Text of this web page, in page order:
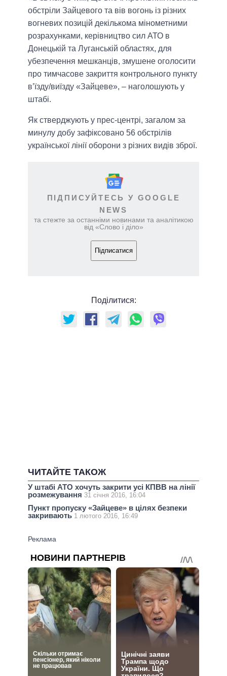
обстріли Зайцевого та вів вогонь із різних
вогневих позицій декількома мінометними
розрахунками, керівництво сил АТО в
Донецькій та Луганській областях, для
убезпечення мешканців, змушене оголосити
про тимчасове закриття контрольного пункту
в’їзду/виїзду «Зайцеве», – наголошують у
штабі.
Як стверджують у прес-центрі, загалом за
минулу добу зафіксовано 56 обстрілів
української лінії оборони з різних видів зброї.
ПІДПИСУЙТЕСЬ У GOOGLE
NEWS
та стежте за останніми новинами та аналітикою
від «Слово і діло»
Підписатися
Поділитися:
ЧИТАЙТЕ ТАКОЖ
У штабі АТО хочуть закрити усі КПВВ на лінії
розмежування 31 січня 2016, 16:04
Пункт пропуску «Зайцеве» в цілях безпеки
закривають 1 лютого 2016, 16:49